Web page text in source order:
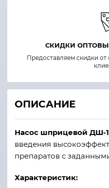
СКИДКИ
Предоставляем скидки
ОПИСАНИЕ
Насос шприцевой ДШ-
введения
препаратов с
Характеристик: